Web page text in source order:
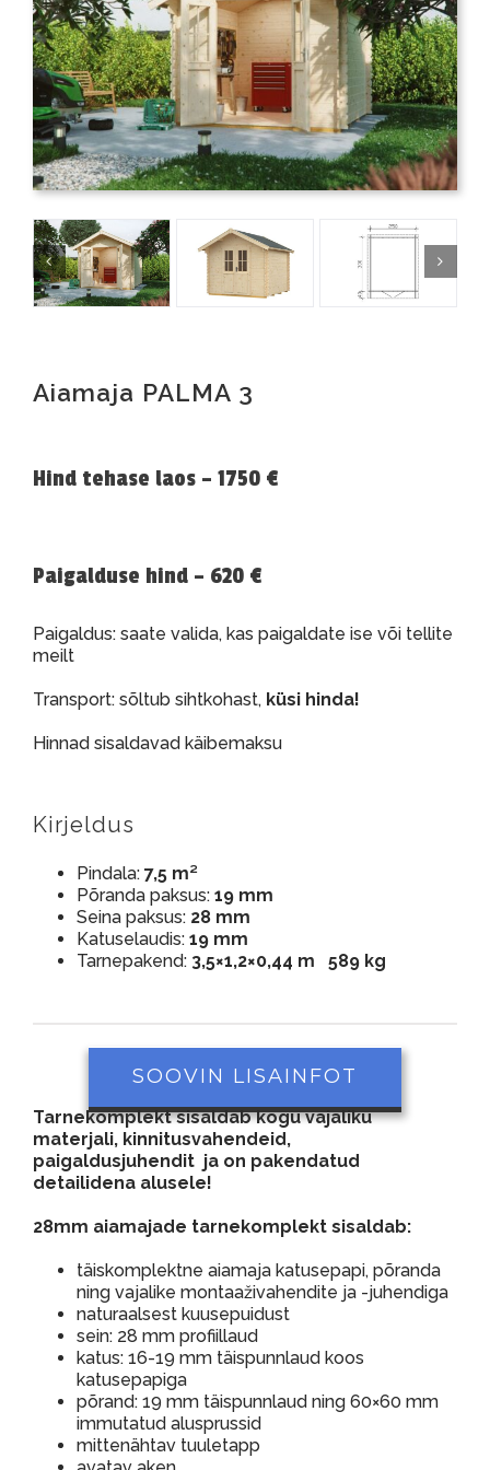
Aiamaja PALMA 3
Hind tehase laos – 1750 €
Paigalduse hind – 620 €
Paigaldus: saate valida, kas paigaldate ise või tellite
meilt
Transport: sõltub sihtkohast, küsi hinda!
Hinnad sisaldavad käibemaksu
Kirjeldus
Pindala: 7,5 m²
Põranda paksus: 19 mm
Seina paksus:28 mm
Katuselaudis: 19 mm
Tarnepakend: 3,5×1,2×0,44 m 589 kg
SOOVIN LISAINFOT
Tarnekomplekt sisaldab kogu vajaliku
materjali, kinnitusvahendeid,
paigaldusjuhendit ja on pakendatud
detailidena alusele!
28mm aiamajade tarnekomplekt sisaldab:
täiskomplektne aiamaja katusepapi, põranda
ning vajalike montaaživahendite ja -juhendiga
naturaalsest kuusepuidust
sein: 28 mm profiillaud
katus: 16-19 mm täispunnlaud koos
katusepapiga
põrand: 19 mm täispunnlaud ning 60×60 mm
immutatud alusprussid
mittenähtav tuuletapp